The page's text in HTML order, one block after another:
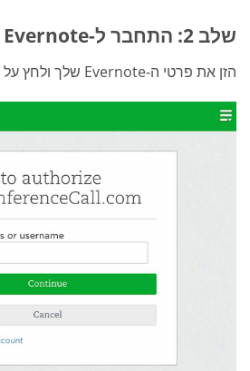
שלב 2: התחבר ל-Evernote
הזן את פרטי ה-Evernote שלך ולחץ על